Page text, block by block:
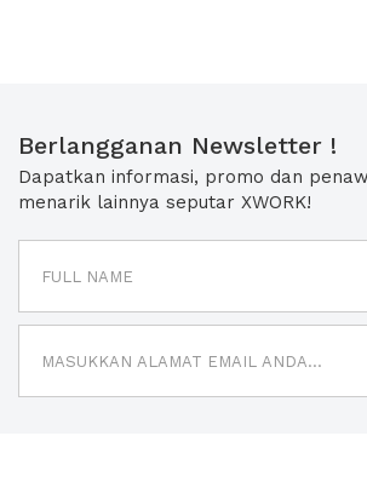
Berlangganan Newsletter !
Dapatkan informasi, promo dan
menarik lainnya seputar XWORK!